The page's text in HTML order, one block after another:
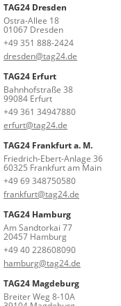
TAG24 Dresden
Ostra-Allee 18
01067 Dresden
+49 351 888-2424
dresden@tag24.de
TAG24 Erfurt
Bahnhofstraße 38
99084 Erfurt
+49 361 34947880
erfurt@tag24.de
TAG24 Frankfurt a. M.
Friedrich-Ebert-Anlage 36
60325 Frankfurt am Main
+49 69 348750580
frankfurt@tag24.de
TAG24 Hamburg
Am Sandtorkai 77
20457 Hamburg
+49 40 228608090
hamburg@tag24.de
TAG24 Magdeburg
Breiter Weg 8-10A